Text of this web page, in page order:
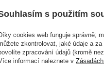
nebo kosmetickým
test snášenlivosti.
snášenlivosti“.
s použitím
cookies web funguje správně;
zkontrolovat, jaké údaje a
zpracování údajů (kromě
informací naleznete v